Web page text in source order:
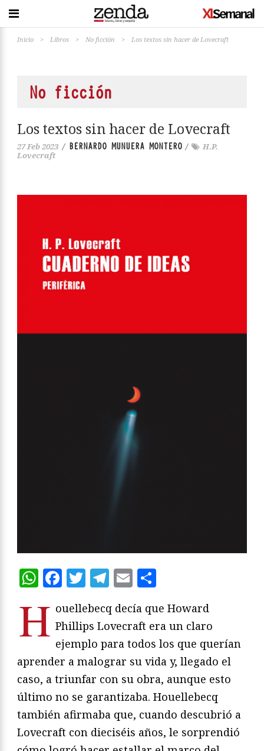
Inicio > Libros > No ficción > Los textos sin hacer de Lovecraft
No ficción
Los textos sin hacer de Lovecraft
27 Feb 2023 / BERNARDO MUNUERA MONTERO /
H.P.
Lovecraft
WhatsApp
Facebook
Twitter
Telegram
Email
H ouellebecq decía que Howard
Phillips Lovecraft era un claro
ejemplo para todos los que querían
aprender a malograr su vida y, llegado el
caso, a triunfar con su obra, aunque esto
último no se garantizaba. Houellebecq
también afirmaba que, cuando descubrió a
Lovecraft con dieciséis años, le sorprendió